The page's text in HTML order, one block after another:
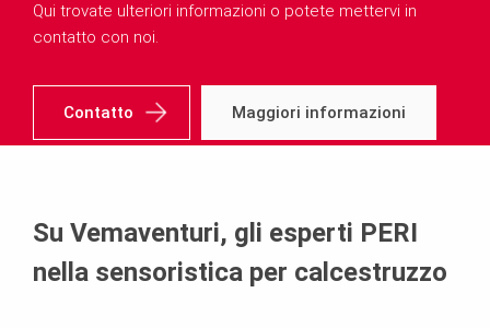
Qui trovate ulteriori informazioni o potete mettervi in
contatto con noi.
Contatto Maggiori informazioni
Su Vemaventuri, gli esperti PERI
nella sensoristica per calcestruzzo